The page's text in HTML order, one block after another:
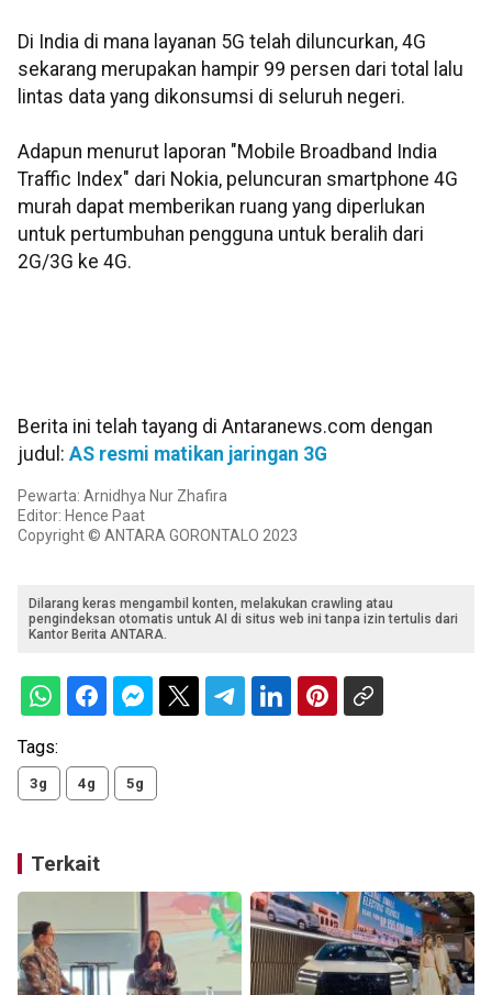
Di India di mana layanan 5G telah diluncurkan, 4G
sekarang merupakan hampir 99 persen dari total lalu
lintas data yang dikonsumsi di seluruh negeri.
Adapun menurut laporan "Mobile Broadband India
Traffic Index" dari Nokia, peluncuran smartphone 4G
murah dapat memberikan ruang yang diperlukan
untuk pertumbuhan pengguna untuk beralih dari
2G/3G ke 4G.
Berita ini telah tayang di Antaranews.com dengan
judul: AS resmi matikan jaringan 3G
Pewarta: Arnidhya Nur Zhafira
Editor: Hence Paat
Copyright © ANTARA GORONTALO 2023
Dilarang keras mengambil konten, melakukan crawling atau
pengindeksan otomatis untuk AI di situs web ini tanpa izin tertulis dari
Kantor Berita ANTARA.
Tags:
3g 4g 5g
Terkait